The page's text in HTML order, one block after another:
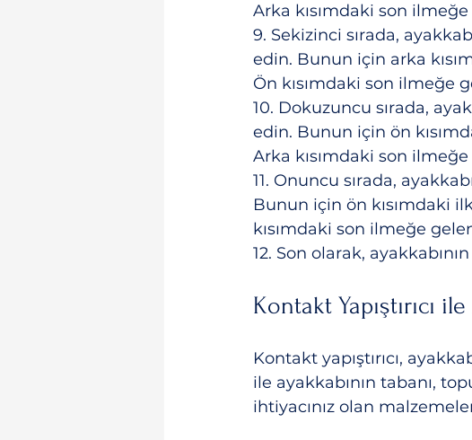
Arka kısımdaki son
9. Sekizinci sırada,
edin. Bunun için arka
Ön kısımdaki son ilmeğe
10. Dokuzuncu sırada,
edin. Bunun için ön
Arka kısımdaki son
11. Onuncu sırada,
Bunun için ön kısımdaki
kısımdaki son ilmeğe
12. Son olarak,
Kontakt Yapıştırıcı
Kontakt yapıştırıcı,
ile ayakkabının tabanı,
ihtiyacınız olan